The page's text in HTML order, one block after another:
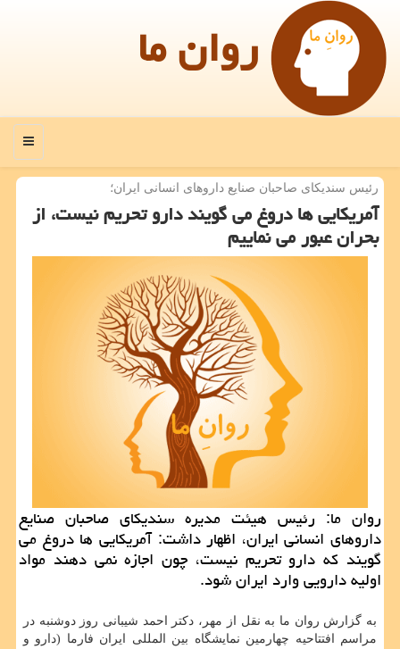
روان ما
منو
رئیس سندیكای صاحبان صنایع داروهای انسانی ایران؛
آمریكایی ها دروغ می گویند دارو تحریم نیست، از
بحران عبور می نماییم
روان ما: رئیس هیئت مدیره سندیكای صاحبان صنایع
داروهای انسانی ایران، اظهار داشت: آمریكایی ها دروغ می
گویند كه دارو تحریم نیست، چون اجازه نمی دهند مواد
اولیه دارویی وارد ایران شود.
به گزارش روان ما به نقل از مهر، دكتر احمد شیبانی روز دوشنبه در
مراسم افتتاحیه چهارمین نمایشگاه بین المللی ایران فارما (دارو و